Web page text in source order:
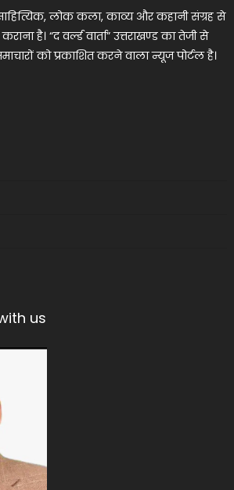
लोक कला, काव्य और कहानी संग्रह से
है। “द वर्ल्ड वार्ता” उत्तराखण्ड का तेजी से
को प्रकाशित करने वाला न्यूज पोर्टल है।
us